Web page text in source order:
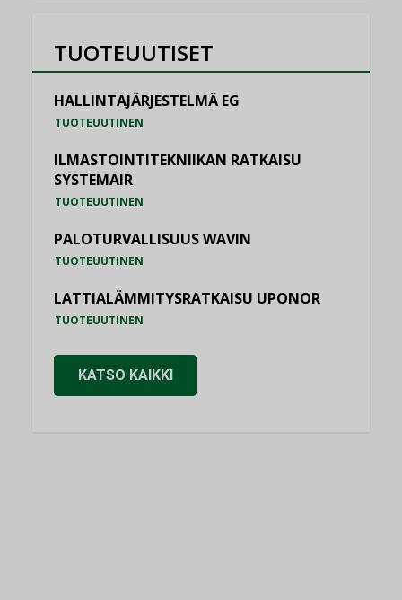
TUOTEUUTISET
HALLINTAJÄRJESTELMÄ EG
TUOTEUUTINEN
ILMASTOINTITEKNIIKAN RATKAISU
SYSTEMAIR
TUOTEUUTINEN
PALOTURVALLISUUS WAVIN
TUOTEUUTINEN
LATTIALÄMMITYSRATKAISU UPONOR
TUOTEUUTINEN
KATSO KAIKKI